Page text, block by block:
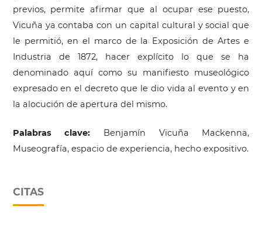
previos, permite afirmar que al ocupar ese puesto,
Vicuña ya contaba con un capital cultural y social que
le permitió, en el marco de la Exposición de Artes e
Industria de 1872, hacer explícito lo que se ha
denominado aquí como su manifiesto museológico
expresado en el decreto que le dio vida al evento y en
la alocución de apertura del mismo.
Palabras clave: Benjamín Vicuña Mackenna,
Museografía, espacio de experiencia, hecho expositivo.
CITAS